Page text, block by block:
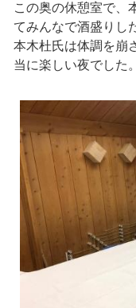
この奥の休憩室で、
てみんなで酒盛りし
本木杜氏は体調を崩
当に楽しい夜でした。